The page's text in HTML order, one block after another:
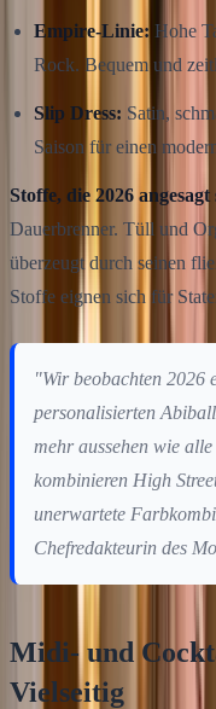
Empire-Linie: Hohe
Rock. Bequem und
Slip Dress: Satin,
Saison für einen
Stoffe, die 2026 angesagt
Dauerbrenner. Tüll und
überzeugt durch seinen
Stoffe eignen sich für
"Wir beobachten 2026
personalisierten
mehr aussehen wie
kombinieren High
unerwartete
Chefredakteurin des
Midi- und
Vielseitig